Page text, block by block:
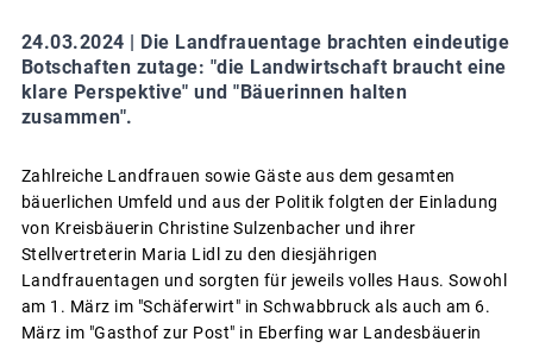
24.03.2024 |
Die Landfrauentage brachten eindeutige
Botschaften zutage: "die Landwirtschaft braucht eine
klare Perspektive" und "Bäuerinnen halten
zusammen".
Zahlreiche Landfrauen sowie Gäste aus dem gesamten
bäuerlichen Umfeld und aus der Politik folgten der Einladung
von Kreisbäuerin Christine Sulzenbacher und ihrer
Stellvertreterin Maria Lidl zu den diesjährigen
Landfrauentagen und sorgten für jeweils volles Haus. Sowohl
am 1. März im "Schäferwirt" in Schwabbruck als auch am 6.
März im "Gasthof zur Post" in Eberfing war Landesbäuerin